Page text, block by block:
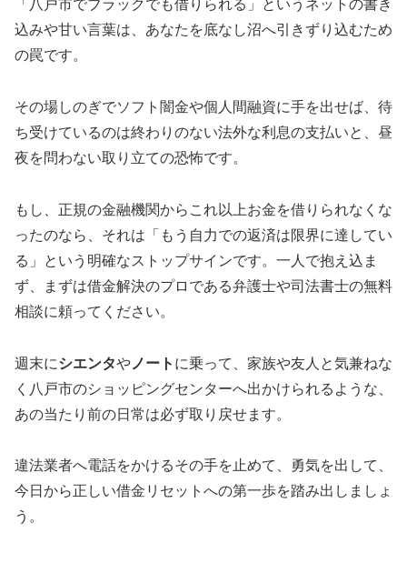
「八戸市でブラックでも借りられる」というネットの書き
込みや甘い言葉は、あなたを底なし沼へ引きずり込むため
の罠です。
その場しのぎでソフト闇金や個人間融資に手を出せば、待
ち受けているのは終わりのない法外な利息の支払いと、昼
夜を問わない取り立ての恐怖です。
もし、正規の金融機関からこれ以上お金を借りられなくな
ったのなら、それは「もう自力での返済は限界に達してい
る」という明確なストップサインです。一人で抱え込ま
ず、まずは借金解決のプロである弁護士や司法書士の無料
相談に頼ってください。
週末にシエンタや ノート に乗って、家族や友人と気兼ねな
く八戸市のショッピングセンターへ出かけられるような、
あの当たり前の日常は必ず取り戻せます。
違法業者へ電話をかけるその手を止めて、勇気を出して、
今日から正しい借金リセットへの第一歩を踏み出しましょ
う。